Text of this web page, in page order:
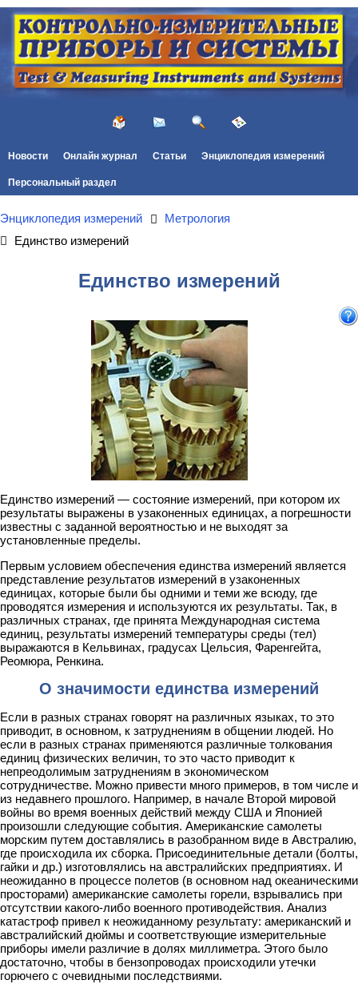
Новости Онлайн журнал Статьи Энциклопедия измерений
Персональный раздел
Энциклопедия измерений
Метрология
Единство измерений
Единство измерений
Единство измерений — состояние измерений, при котором их
результаты выражены в узаконенных единицах, а погрешности
известны с заданной вероят­ностью и не выходят за
установленные пределы.
Первым условием обеспечения единства измерений является
представление результатов измерений в узаконенных
единицах, которые были бы одними и теми же всюду, где
проводятся измерения и используются их результаты. Так, в
различных странах, где принята Международная система
единиц, результаты из­мерений температуры среды (тел)
выражаются в Кельвинах, градусах Цельсия, Фаренгейта,
Реомюра, Ренкина.
О значимости единства измерений
Если в разных странах говорят на различ­ных языках, то это
приводит, в основном, к затруднениям в общении людей. Но
если в разных странах применяются различные толкования
единиц физических величин, то это часто приводит к
непреодолимым затруднениям в экономичес­ком
сотрудничестве. Можно привести много примеров, в том числе и
из недавне­го прошлого. Например, в начале Второй мировой
войны во время военных дей­ствий между США и Японией
произошли следующие события. Американские самолеты
морским путем доставлялись в разобранном виде в Австралию,
где происходила их сборка. Присоединительные детали (болты,
гайки и др.) изготов­лялись на австралийских предприятиях. И
неожиданно в процессе полетов (в ос­новном над океаническими
просторами) американские самолеты горели, взрыва­лись при
отсутствии какого-либо военного противодействия. Анализ
катастроф привел к неожиданному результату: американский и
австралийский дюймы и соответствующие измерительные
приборы имели различие в долях миллиметра. Этого было
достаточно, чтобы в бензопроводах происходили утечки
горючего с очевидными последствиями.